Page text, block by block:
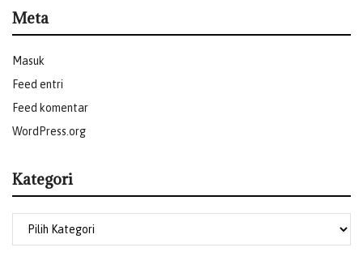
Meta
Masuk
Feed entri
Feed komentar
WordPress.org
Kategori